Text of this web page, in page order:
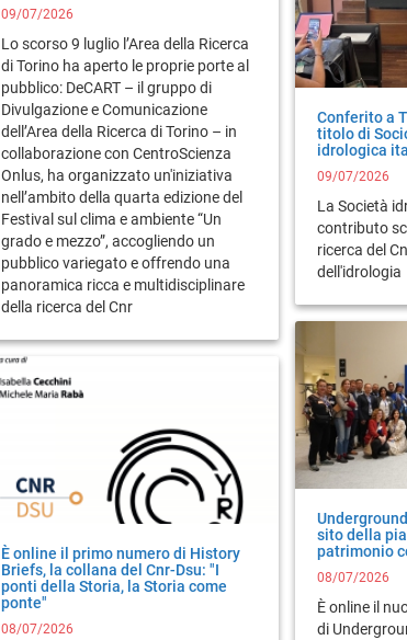
09/07/2026
Lo scorso 9 luglio l’Area della Ricerca
di Torino ha aperto le proprie porte al
pubblico: DeCART – il gruppo di
Divulgazione e Comunicazione
dell’Area della Ricerca di Torino – in
collaborazione con CentroScienza
Onlus, ha organizzato un'iniziativa
nell’ambito della quarta edizione del
Festival sul clima e ambiente “Un
grado e mezzo”, accogliendo un
pubblico variegato e offrendo una
panoramica ricca e multidisciplinare
della ricerca del Cnr
Conferito a
titolo di
idrologica
09/07/2026
La Società
contributo
ricerca del
dell'idrologia
sito della
patrimonio
08/07/2026
È online il
di
È online il primo numero di History
Briefs, la collana del Cnr-Dsu: "I
ponti della Storia, la Storia come
ponte"
08/07/2026